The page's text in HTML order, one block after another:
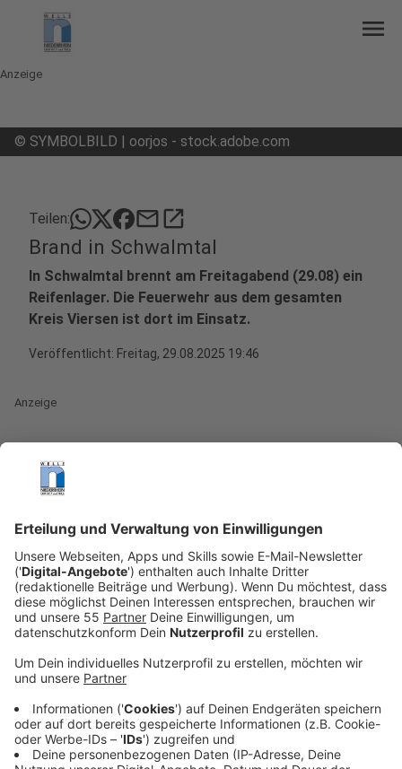
menu
Anzeige
© SYMBOLBILD | oorjos - stock.adobe.com
Teilen: mailopen_in_new
Brand in Schwalmtal
In Schwalmtal brennt am Freitagabend (29.08) ein
Reifenlager. Die Feuerwehr aus dem gesamten
Kreis Viersen ist dort im Einsatz.
Veröffentlicht: Freitag, 29.08.2025 19:46
Anzeige
Update 6:40 Uhr
Anzeige
Seit 3:45 Uhr in der Nacht ist das Feuer unter
Kontrolle. Inzwischen ist es erfolgreich gelöscht. Vor
Ort hat die Feuerwehr noch eine Brandwache
eingerichtet, die kontrolliert, dass der Brand nicht
Türen geschlossen zu halten" ist damit aufgehoben.
beschäftigt, weil immer wieder Glutnester
aufgeflammt waren. Auch ist ein Teil der Halle
eingestürzt. Wie es zu dem Brand kam, ist weiterhin